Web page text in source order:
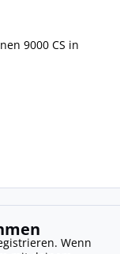
9000 CS in
Wenn